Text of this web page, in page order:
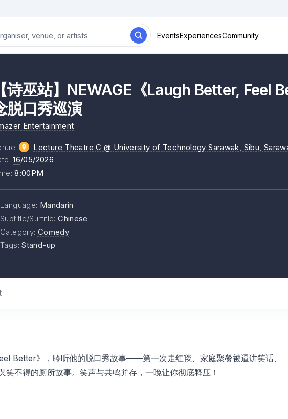
EventsExperiencesCommunity
【诗巫站】NEWAGE《Laugh Better, Feel
脱口秀巡演
Entertainment
: Lecture Theatre C @ University of Technology Sarawak, Sibu,
:16/05/2026
:8:00PM
Language: Mandarin
Subtitle/Surtitle:Chinese
Category: Comedy
Tags:Stand-up
Better》，聆听他的脱口秀故事——第一次走红毯、家庭聚餐被逼讲笑话、
不得的厕所故事。笑声与共鸣并存，一晚让你彻底释压！